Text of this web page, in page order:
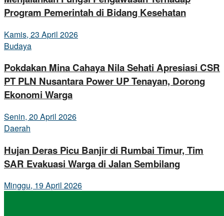
Program Pemerintah di Bidang Kesehatan
Kamis, 23 April 2026
Budaya
Pokdakan Mina Cahaya Nila Sehati Apresiasi CSR
PT PLN Nusantara Power UP Tenayan, Dorong
Ekonomi Warga
Senin, 20 April 2026
Daerah
Hujan Deras Picu Banjir di Rumbai Timur, Tim
SAR Evakuasi Warga di Jalan Sembilang
Minggu, 19 April 2026